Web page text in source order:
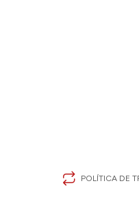
POLÍTICA DE